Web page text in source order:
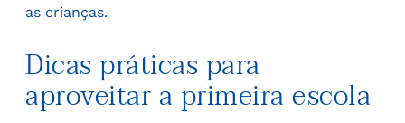
as crianças.
Dicas práticas para
aproveitar a primeira escola